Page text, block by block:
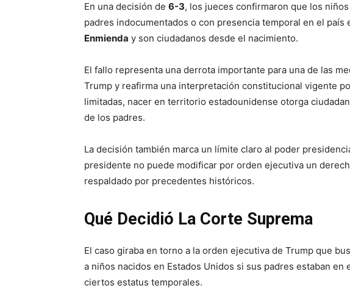
En una decisión de 6-3, los jueces confirmaron que los
padres indocumentados o con presencia temporal en el país
Enmienda y son ciudadanos desde el nacimiento.
El fallo representa una derrota importante para una de las
Trump y reafirma una interpretación constitucional vigente
limitadas, nacer en territorio estadounidense otorga
de los padres.
La decisión también marca un límite claro al poder
presidente no puede modificar por orden ejecutiva un
respaldado por precedentes históricos.
Qué Decidió La Corte Suprema
El caso giraba en torno a la orden ejecutiva de Trump que
a niños nacidos en Estados Unidos si sus padres estaban en
ciertos estatus temporales.